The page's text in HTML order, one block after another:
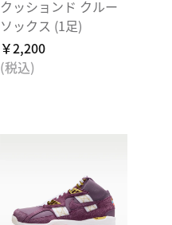
クッションド クルー
ソックス (1足)
￥2,200
(税込)